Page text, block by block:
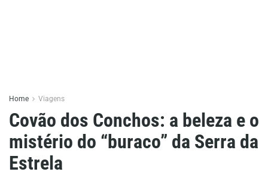
Home Viagens
Covão dos Conchos: a beleza e o
mistério do “buraco” da Serra da
Estrela